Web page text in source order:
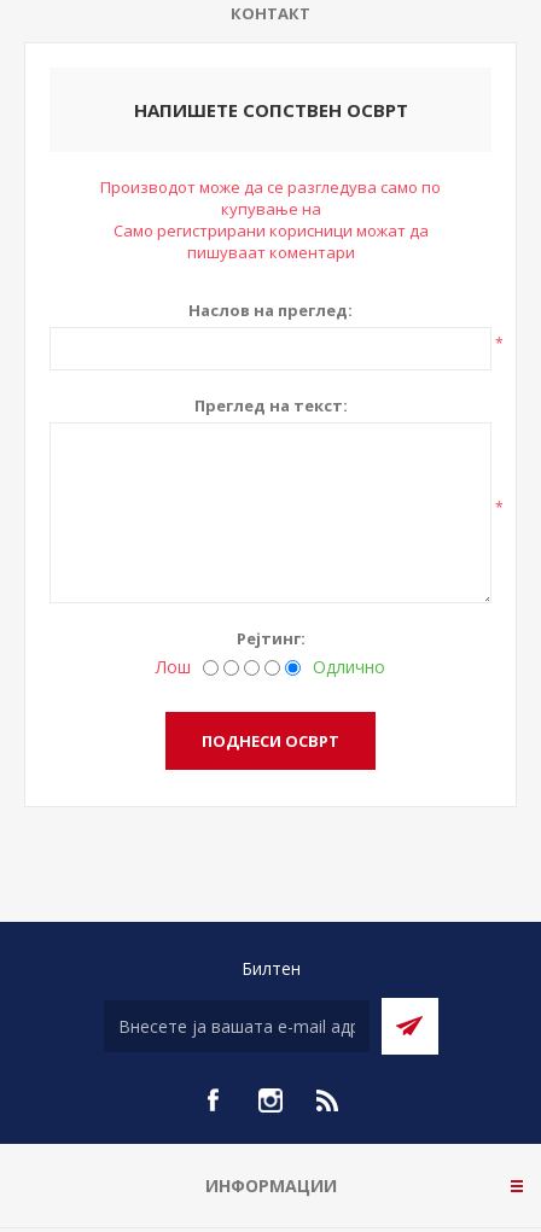
КОНТАКТ
НАПИШЕТЕ СОПСТВЕН ОСВРТ
Производот може да се разгледува само по
купување на
Само регистрирани корисници можат да
пишуваат коментари
Наслов на преглед:
*
Преглед на текст:
*
Рејтинг:
Лош Одлично
Билтен
ИНФОРМАЦИИ